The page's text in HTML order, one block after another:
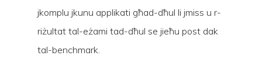
jkomplu jkunu applikati għad-dħul li jmiss u r-
riżultat tal-eżami tad-dħul se jieħu post dak
tal-benchmark.